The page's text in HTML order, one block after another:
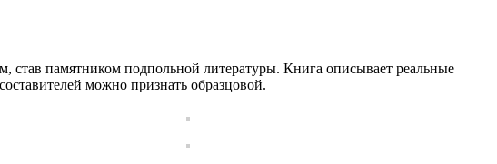
став памятником подпольной литературы. Книга описывает реальные
можно признать образцовой.